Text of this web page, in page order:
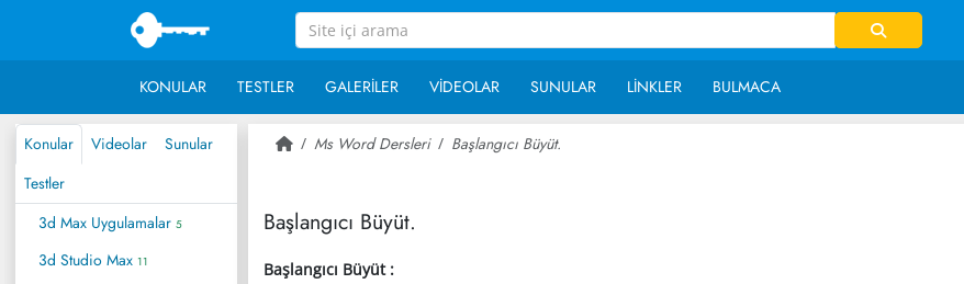
KONULAR TESTLER GALERILER VIDEOLAR SUNULAR LINKLER BULMACA
Konular Videolar
Sunular
Testler
3d Max Uygulamalar 5
3d Studio Max 11
Ms Word Dersleri Başlangıcı Büyüt.
Başlangıcı Büyüt.
Başlangıcı Büyüt :